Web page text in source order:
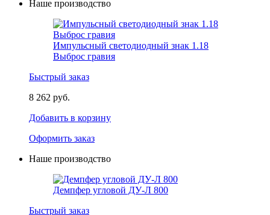
Наше производство
Импульсный светодиодный знак 1.18
Выброс гравия
Быстрый заказ
8 262 руб.
Добавить в корзину
Оформить заказ
Наше производство
Демпфер угловой ДУ-Л 800
Быстрый заказ